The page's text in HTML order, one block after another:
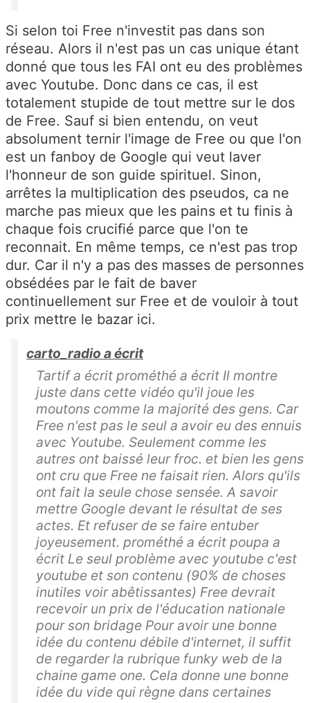
Si selon toi Free n'investit pas dans son
réseau. Alors il n'est pas un cas unique étant
donné que tous les FAI ont eu des problèmes
avec Youtube. Donc dans ce cas, il est
totalement stupide de tout mettre sur le dos
de Free. Sauf si bien entendu, on veut
absolument ternir l'image de Free ou que l'on
est un fanboy de Google qui veut laver
l'honneur de son guide spirituel. Sinon,
arrêtes la multiplication des pseudos, ca ne
marche pas mieux que les pains et tu finis à
chaque fois crucifié parce que l'on te
reconnait. En même temps, ce n'est pas trop
dur. Car il n'y a pas des masses de personnes
obsédées par le fait de baver
continuellement sur Free et de vouloir à tout
prix mettre le bazar ici.
carto_radio a écrit
Tartif a écrit prométhé a écrit Il montre
juste dans cette vidéo qu'il joue les
moutons comme la majorité des gens. Car
Free n'est pas le seul a avoir eu des ennuis
avec Youtube. Seulement comme les
autres ont baissé leur froc. et bien les gens
ont cru que Free ne faisait rien. Alors qu'ils
ont fait la seule chose sensée. A savoir
mettre Google devant le résultat de ses
actes. Et refuser de se faire entuber
joyeusement. prométhé a écrit poupa a
écrit Le seul problème avec youtube c'est
youtube et son contenu (90% de choses
inutiles voir abêtissantes) Free devrait
recevoir un prix de l'éducation nationale
pour son bridage Pour avoir une bonne
idée du contenu débile d'internet, il suffit
de regarder la rubrique funky web de la
chaine game one. Cela donne une bonne
idée du vide qui règne dans certaines